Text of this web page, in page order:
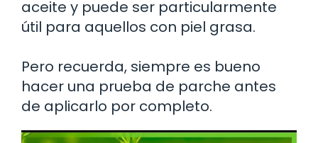
aceite y puede ser particularmente
útil para aquellos con piel grasa.
Pero recuerda, siempre es bueno
hacer una prueba de parche antes
de aplicarlo por completo.